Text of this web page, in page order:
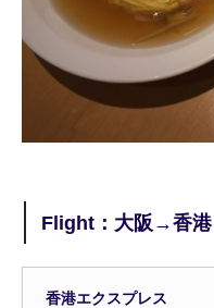
Flight：大阪→香港
香港エクスプレス